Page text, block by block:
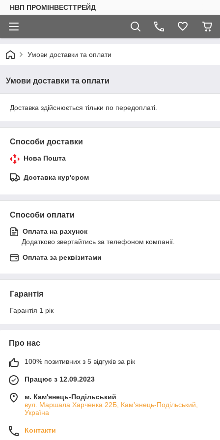
НВП ПРОМІНВЕСТТРЕЙД
Умови доставки та оплати
Умови доставки та оплати
Доставка здійснюється тільки по передоплаті.
Способи доставки
Нова Пошта
Доставка кур'єром
Способи оплати
Оплата на рахунок
Додатково звертайтись за телефоном компанії.
Оплата за реквізитами
Гарантія
Гарантія 1 рік
Про нас
100% позитивних з 5 відгуків за рік
Працює з 12.09.2023
м. Кам'янець-Подільський
вул. Маршала Харченка 22Б, Кам'янець-Подільський,
Україна
Контакти